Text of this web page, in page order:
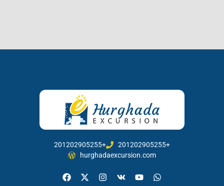
201202905255+
201202905255+
hurghadaexcursion.com